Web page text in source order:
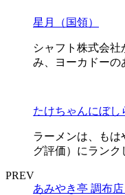
星月（国領）
シャフト株式会
み、ヨーカドー
たけちゃんにぼし
ラーメンは、も
グ評価）にラン
PREV
あみやき亭 調布店